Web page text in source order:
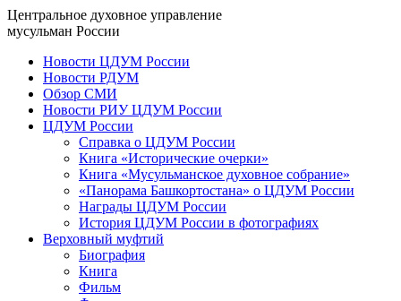
Центральное духовное управление
мусульман России
Новости ЦДУМ России
Новости РДУМ
Обзор СМИ
Новости РИУ ЦДУМ России
ЦДУМ России
Справка о ЦДУМ России
Книга «Исторические очерки»
Книга «Мусульманское духовное собрание»
«Панорама Башкортостана» о ЦДУМ России
Награды ЦДУМ России
История ЦДУМ России в фотографиях
Верховный муфтий
Биография
Книга
Фильм